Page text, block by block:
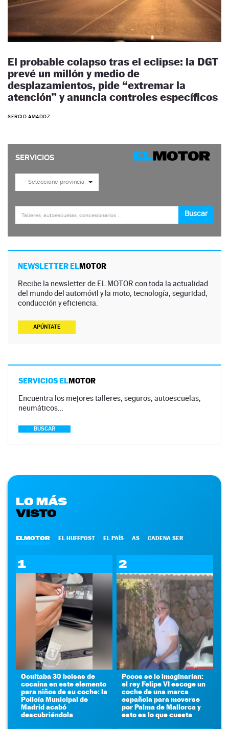
El probable colapso tras el eclipse: la DGT
prevé un millón y medio de
desplazamientos, pide “extremar la
atención” y anuncia controles específicos
SERGIO AMADOZ
NEWSLETTER ELMOTOR
Recibe la newsletter de EL MOTOR con toda la actualidad
del mundo del automóvil y la moto, tecnología, seguridad,
conducción y eficiencia.
APÚNTATE
SERVICIOS ELMOTOR
Encuentra los mejores talleres, seguros, autoescuelas,
neumáticos…
BUSCAR
LO MÁS
VISTO
ELMOTOR EL HUFFPOST EL PAÍS AS CADENA SER
1
Ocultaba 30 bolsas de
cocaína en este elemento
para niños de su coche: la
Policía Municipal de
Madrid acabó
descubriéndola
2
Pocos se lo imaginarían:
el rey Felipe VI escoge un
coche de una marca
española para moverse
por Palma de Mallorca y
esto es lo que cuesta